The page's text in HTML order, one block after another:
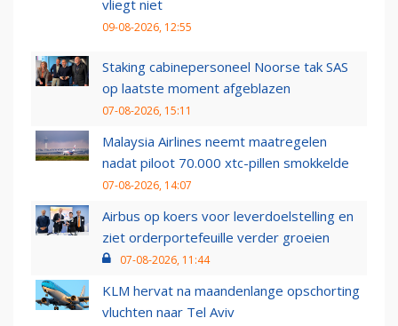
vliegt niet
09-08-2026, 12:55
Staking cabinepersoneel Noorse tak SAS
op laatste moment afgeblazen
07-08-2026, 15:11
Malaysia Airlines neemt maatregelen
nadat piloot 70.000 xtc-pillen smokkelde
07-08-2026, 14:07
Airbus op koers voor leverdoelstelling en
ziet orderportefeuille verder groeien
07-08-2026, 11:44
KLM hervat na maandenlange opschorting
vluchten naar Tel Aviv